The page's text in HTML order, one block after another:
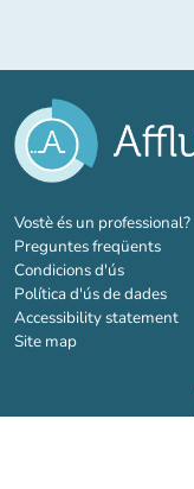
Vostè és un professional?
Preguntes freqüents
Condicions d'ús
Política d'ús de dades
Accessibility statement
Site map